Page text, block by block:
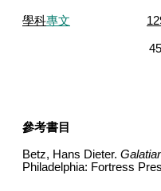
學科專文
參考書目
Betz, Hans Dieter.
Philadelphia: Fortress